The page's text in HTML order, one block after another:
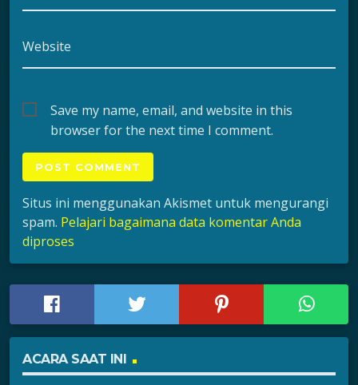
Website
Save my name, email, and website in this
browser for the next time I comment.
Situs ini menggunakan Akismet untuk mengurangi
spam. Pelajari bagaimana data komentar Anda
diproses
ACARA SAAT INI